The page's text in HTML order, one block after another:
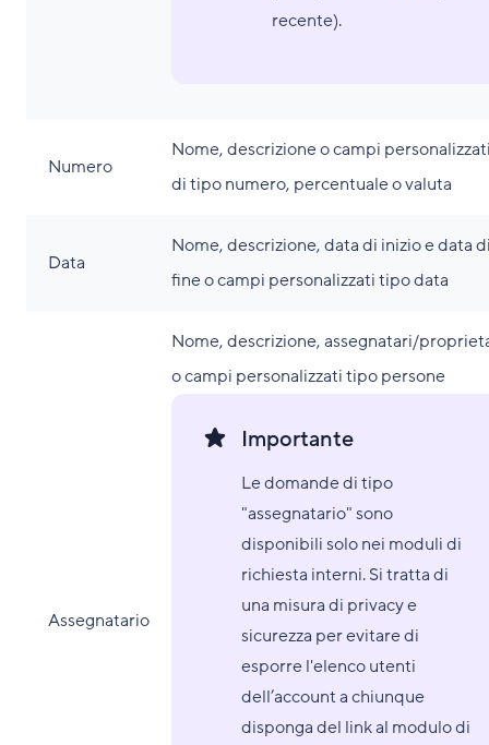
recente).
Numero
Nome, descrizione o campi
di tipo numero, percentuale o valuta
Data
Nome, descrizione, data di inizio e data
fine o campi personalizzati tipo data
Assegnatario
Nome, descrizione, assegnatari/
o campi personalizzati tipo persone
Importante
Le domande di tipo
"assegnatario" sono
disponibili solo nei moduli di
richiesta interni. Si tratta di
una misura di privacy e
sicurezza per evitare di
esporre l'elenco utenti
dell’account a chiunque
disponga del link al modulo di